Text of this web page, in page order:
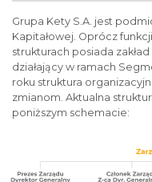
Grupa Kety S.A. jest
Kapitałowej. Oprócz
strukturach posiada
działający w ramach
roku struktura
zmianom. Aktualna
poniższym schemacie: